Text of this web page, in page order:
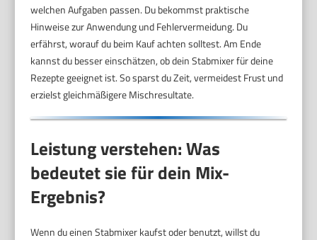
welchen Aufgaben passen. Du bekommst praktische
Hinweise zur Anwendung und Fehlervermeidung. Du
erfährst, worauf du beim Kauf achten solltest. Am Ende
kannst du besser einschätzen, ob dein Stabmixer für deine
Rezepte geeignet ist. So sparst du Zeit, vermeidest Frust und
erzielst gleichmäßigere Mischresultate.
Leistung verstehen: Was
bedeutet sie für dein Mix-
Ergebnis?
Wenn du einen Stabmixer kaufst oder benutzt, willst du